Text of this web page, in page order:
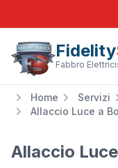
Fidelity
Fabbro
Home Servizi
Allaccio Luce a
Allaccio